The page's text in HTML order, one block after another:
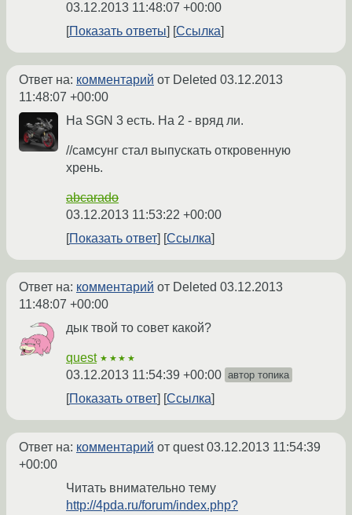
03.12.2013 11:48:07 +00:00
Показать ответы
Ссылка
Ответ на: комментарий от Deleted 03.12.2013
11:48:07 +00:00
На SGN 3 есть. На 2 - вряд ли.
//самсунг стал выпускать откровенную
хрень.
abcarado
03.12.2013 11:53:22 +00:00
Показать ответ
Ссылка
Ответ на: комментарий от Deleted 03.12.2013
11:48:07 +00:00
дык твой то совет какой?
quest ★★★★
03.12.2013 11:54:39 +00:00 автор топика
Показать ответ Ссылка
Ответ на: комментарий от quest03.12.2013 11:54:39
+00:00
Читать внимательно тему
http://4pda.ru/forum/index.php?